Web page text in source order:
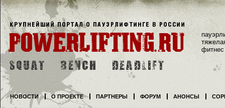
фитнес
НОВОСТИ О ПРОЕКТЕ ПАРТНЕРЫ ФОРУМ АНОНСЫ